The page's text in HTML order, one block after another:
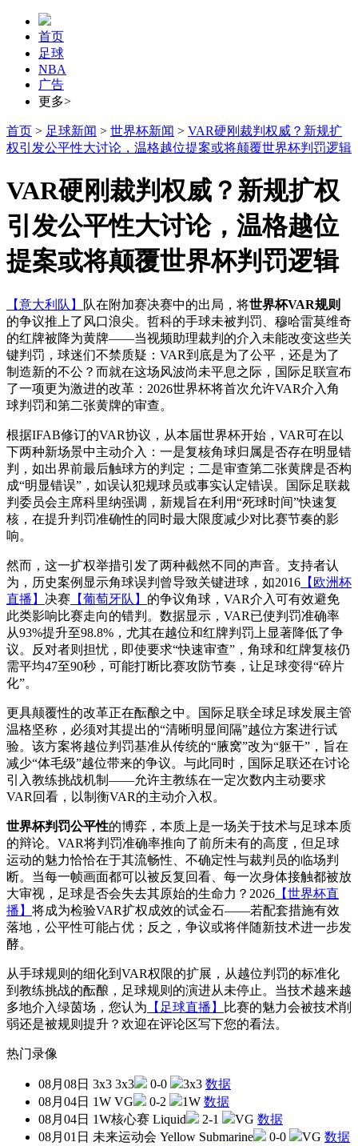
首页
足球
NBA
广告
更多>
首页 > 足球新闻 > 世界杯新闻 > VAR硬刚裁判权威？新规扩
权引发公平性大讨论，温格越位提案或将颠覆世界杯判罚逻辑
VAR硬刚裁判权威？新规扩权
引发公平性大讨论，温格越位
提案或将颠覆世界杯判罚逻辑
【意大利队】 队在附加赛决赛中的出局，将世界杯VAR规则
的争议推上了风口浪尖。哲科的手球未被判罚、穆哈雷莫维奇
的红牌被降为黄牌——当视频助理裁判的介入未能改变这些关
键判罚，球迷们不禁质疑：VAR到底是为了公平，还是为了
制造新的不公？而就在这场风波尚未平息之际，国际足联宣布
了一项更为激进的改革：2026世界杯将首次允许VAR介入角
球判罚和第二张黄牌的审查。
根据IFAB修订的VAR协议，从本届世界杯开始，VAR可在以
下两种新场景中主动介入：一是复核角球归属是否存在明显错
判，如出界前最后触球方的判定；二是审查第二张黄牌是否构
成“明显错误”，如误认犯规球员或事实认定错误。国际足联裁
判委员会主席科里纳强调，新规旨在利用“死球时间”快速复
核，在提升判罚准确性的同时最大限度减少对比赛节奏的影
响。
然而，这一扩权举措引发了两种截然不同的声音。支持者认
为，历史案例显示角球误判曾导致关键进球，如2016 【欧洲杯
直播】 决赛 【葡萄牙队】 的争议角球，VAR介入可有效避免
此类影响比赛走向的错判。数据显示，VAR已使判罚准确率
从93%提升至98.8%，尤其在越位和红牌判罚上显著降低了争
议。反对者则担忧，即使要求“快速审查”，角球和红牌复核仍
需平均47至90秒，可能打断比赛攻防节奏，让足球变得“碎片
化”。
更具颠覆性的改革正在酝酿之中。国际足联全球足球发展主管
温格坚称，必须对其提出的“清晰明显间隔”越位方案进行试
验。该方案将越位判罚基准从传统的“腋窝”改为“躯干”，旨在
减少“体毛级”越位带来的争议。与此同时，国际足联还在讨论
引入教练挑战机制——允许主教练在一定次数内主动要求
VAR回看，以制衡VAR的主动介入权。
世界杯判罚公平性的博弈，本质上是一场关于技术与足球本质
的辩论。VAR将判罚准确率推向了前所未有的高度，但足球
运动的魅力恰恰在于其流畅性、不确定性与裁判员的临场判
断。当每一帧画面都可以被反复回看、每一次身体接触都被放
大审视，足球是否会失去其原始的生命力？2026 【世界杯直
播】 将成为检验VAR扩权成效的试金石——若配套措施有效
落地，公平性可能占优；反之，争议或将伴随新技术进一步发
酵。
从手球规则的细化到VAR权限的扩展，从越位判罚的标准化
到教练挑战的酝酿，足球规则的演进从未停止。当技术越来越
多地介入绿茵场，您认为 【足球直播】
比赛的魅力会被技术削
弱还是被规则提升？欢迎在评论区写下您的看法。
热门录像
08月08日 3x3 3x3 0-0 3x3 数据
08月04日 1W VG 0-2 1W 数据
08月04日 1W核心赛 Liquid 2-1 VG 数据
08月01日 未来运动会 Yellow Submarine 0-0 VG 数据